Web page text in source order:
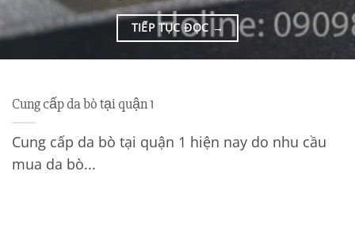
TIẾP TỤC ĐỌC →
Cung cấp da bò tại quận 1
Cung cấp da bò tại quận 1 hiện nay do nhu cầu
mua da bò...